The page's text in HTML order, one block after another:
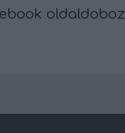
oldaldoboz